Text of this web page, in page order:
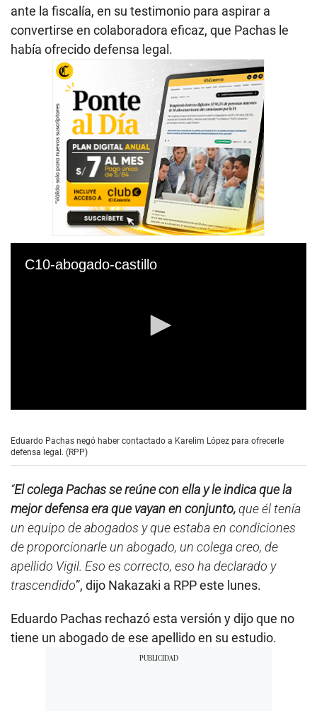
ante la fiscalía, en su testimonio para aspirar a
convertirse en colaboradora eficaz, que Pachas le
había ofrecido defensa legal.
C10-abogado-castillo
e
c
d
s
o
f
0
e
c
o
n
Eduardo Pachas negó haber contactado a Karelim López para ofrecerle
defensa legal. (RPP)
“El colega Pachas se reúne con ella y le indica que la
mejor defensa era que vayan en conjunto,que él tenía
un equipo de abogados y que estaba en condiciones
de proporcionarle un abogado, un colega creo, de
apellido Vigil. Eso es correcto, eso ha declarado y
trascendido”, dijo Nakazaki a RPP este lunes.
Eduardo Pachas rechazó esta versión y dijo que no
tiene un abogado de ese apellido en su estudio.